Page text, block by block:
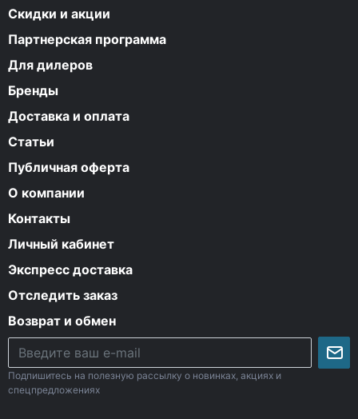
Скидки и акции
Партнерская программа
Для дилеров
Бренды
Доставка и оплата
Статьи
Публичная оферта
О компании
Контакты
Личный кабинет
Экспресс доставка
Отследить заказ
Возврат и обмен
Подпишитесь на полезную рассылку о новинках, акциях и
спецпредложениях